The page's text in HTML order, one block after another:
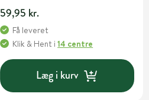
59,95 kr.
Få leveret
Klik & Hent i14 centre
Læg i kurv